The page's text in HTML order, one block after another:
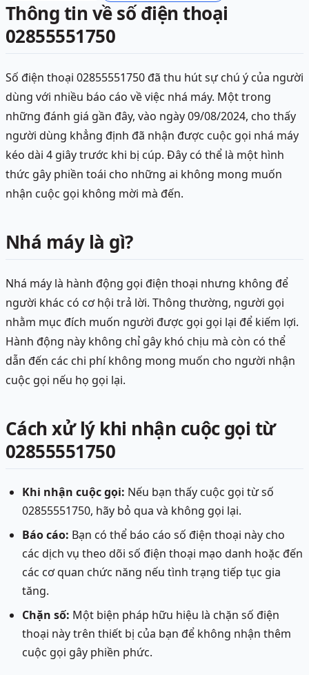
Thông tin về số điện thoại
02855551750
Số điện thoại 02855551750 đã thu hút sự chú ý của người
dùng với nhiều báo cáo về việc nhá máy. Một trong
những đánh giá gần đây, vào ngày 09/08/2024, cho thấy
người dùng khẳng định đã nhận được cuộc gọi nhá máy
kéo dài 4 giây trước khi bị cúp. Đây có thể là một hình
thức gây phiền toái cho những ai không mong muốn
nhận cuộc gọi không mời mà đến.
Nhá máy là gì?
Nhá máy là hành động gọi điện thoại nhưng không để
người khác có cơ hội trả lời. Thông thường, người gọi
nhằm mục đích muốn người được gọi gọi lại để kiếm lợi.
Hành động này không chỉ gây khó chịu mà còn có thể
dẫn đến các chi phí không mong muốn cho người nhận
cuộc gọi nếu họ gọi lại.
Cách xử lý khi nhận cuộc gọi từ
02855551750
Khi nhận cuộc gọi: Nếu bạn thấy cuộc gọi từ số
02855551750, hãy bỏ qua và không gọi lại.
Báo cáo: Bạn có thể báo cáo số điện thoại này cho
các dịch vụ theo dõi số điện thoại mạo danh hoặc đến
các cơ quan chức năng nếu tình trạng tiếp tục gia
tăng.
Chặn số: Một biện pháp hữu hiệu là chặn số điện
thoại này trên thiết bị của bạn để không nhận thêm
cuộc gọi gây phiền phức.